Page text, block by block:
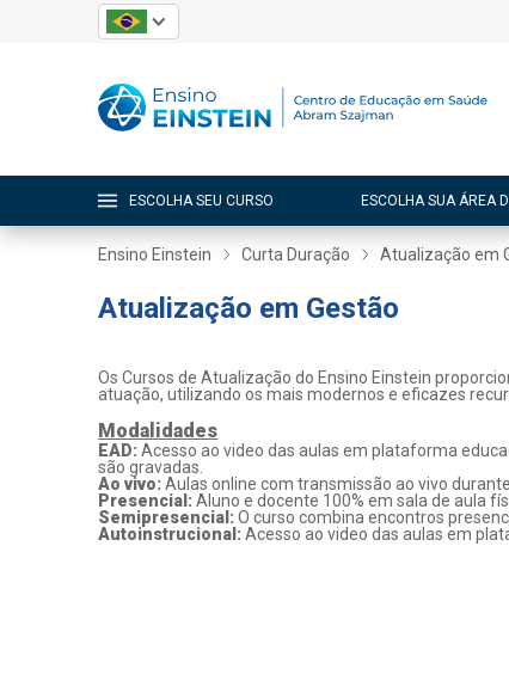
ESCOLHA SEU CURSO ESCOLHA SUA ÁREA
Ensino Einstein Curta Duração Atualização em
Atualização em Gestão
Os Cursos de Atualização do Ensino Einstein
atuação, utilizando os mais modernos e eficazes
Modalidades
EAD:Acesso ao video das aulas em plataforma
são gravadas.
Ao vivo: Aulas online com transmissão ao vivo
Presencial:Aluno e docente 100% em sala de aula
Semipresencial:O curso combina encontros
Autoinstrucional:Acesso ao video das aulas em